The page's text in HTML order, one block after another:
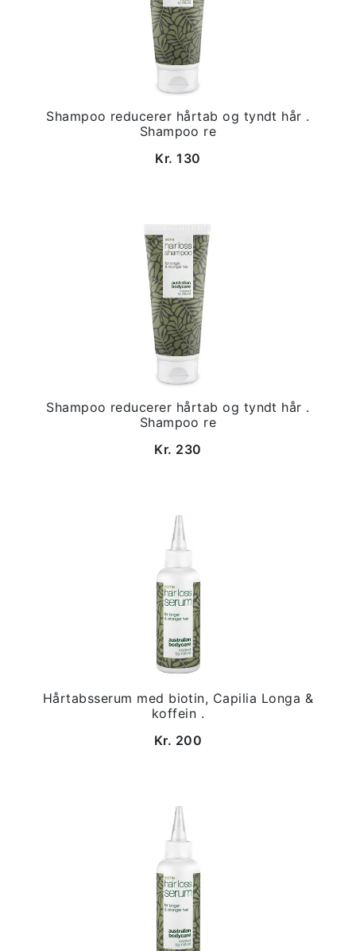
Shampoo reducerer hårtab og tyndt hår .
Shampoo re
Kr. 130
Shampoo reducerer hårtab og tyndt hår .
Shampoo re
Kr. 230
Hårtabsserum med biotin, Capilia Longa &
koffein .
Kr. 200